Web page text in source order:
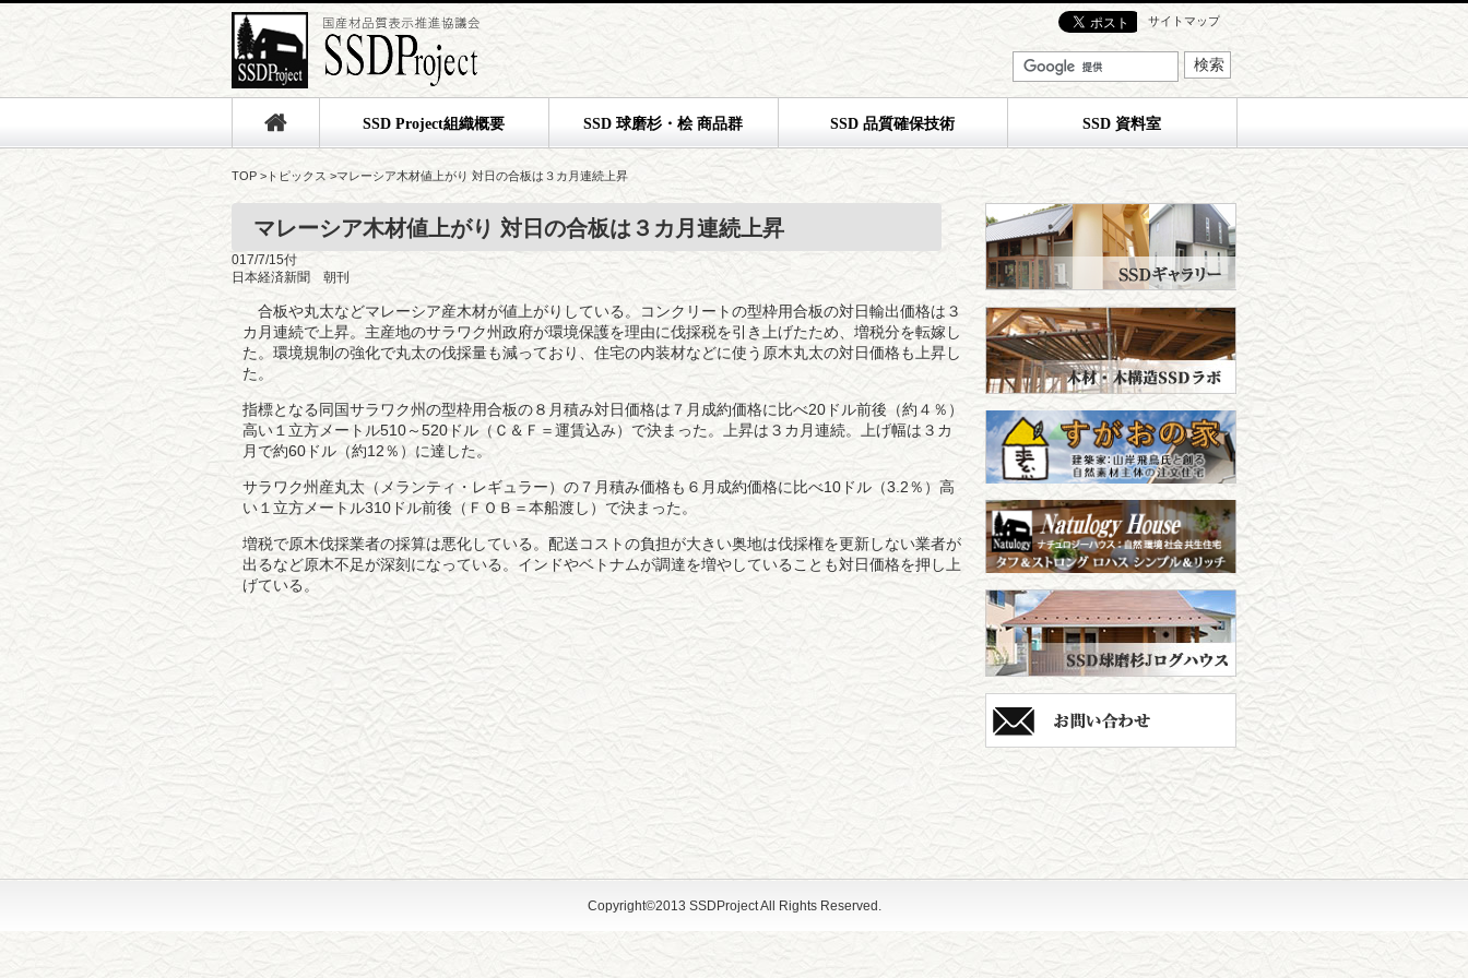
サイトマップ
SSD Project組織概要 SSD 球磨杉・桧 商品群 SSD 品質確保技術 SSD 資料室
TOP > トピックス >マレーシア木材値上がり 対日の合板は３カ月連続上昇
マレーシア木材値上がり 対日の合板は３カ月連続上昇
017/7/15付
日本経済新聞 朝刊
合板や丸太などマレーシア産木材が値上がりしている。コンクリートの型枠用合板の対日輸出価格は３
カ月連続で上昇。主産地のサラワク州政府が環境保護を理由に伐採税を引き上げたため、増税分を転嫁し
た。環境規制の強化で丸太の伐採量も減っており、住宅の内装材などに使う原木丸太の対日価格も上昇し
た。
指標となる同国サラワク州の型枠用合板の８月積み対日価格は７月成約価格に比べ20ドル前後（約４％）
高い１立方メートル510～520ドル（Ｃ＆Ｆ＝運賃込み）で決まった。上昇は３カ月連続。上げ幅は３カ
月で約60ドル（約12％）に達した。
サラワク州産丸太（メランティ・レギュラー）の７月積み価格も６月成約価格に比べ10ドル（3.2％）高
い１立方メートル310ドル前後（ＦＯＢ＝本船渡し）で決まった。
増税で原木伐採業者の採算は悪化している。配送コストの負担が大きい奥地は伐採権を更新しない業者が
出るなど原木不足が深刻になっている。インドやベトナムが調達を増やしていることも対日価格を押し上
げている。
Copyright©2013 SSDProject All Rights Reserved.